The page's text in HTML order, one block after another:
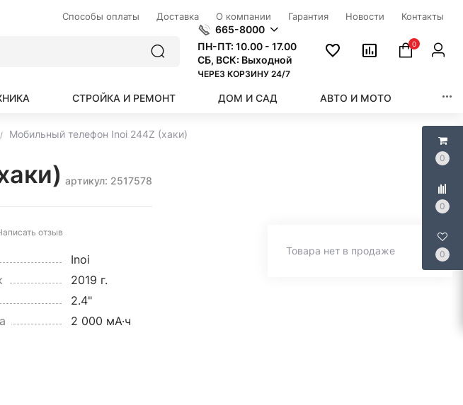
0
0
0
Способы оплаты Доставка О компании Гарантия Новости Контакты
665-8000
ПН-ПТ: 10.00 - 17.00
СБ, ВСК: Выходной
ЧЕРЕЗ КОРЗИНУ 24/7
0
СТРОЙКА И РЕМОНТ ДОМ И САД АВТО И МОТО
Мобильный телефон Inoi 244Z (хаки)
артикул: 2517578
отзыв
Inoi
2019 г.
2.4"
2 000 мА·ч
Товара нет в продаже